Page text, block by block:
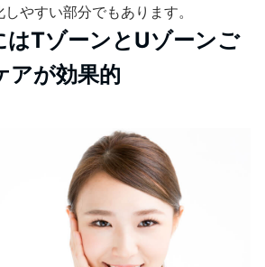
やすい部分でもあります。
はTゾーンとUゾーンご
アが効果的